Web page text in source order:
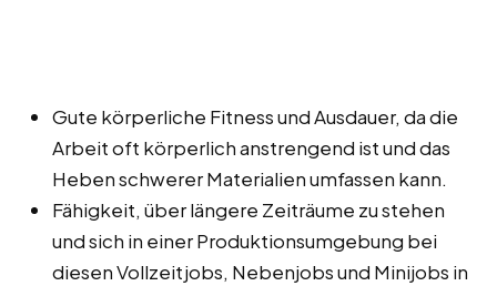
Gute körperliche Fitness und Ausdauer, da die
Arbeit oft körperlich anstrengend ist und das
Heben schwerer Materialien umfassen kann.
Fähigkeit, über längere Zeiträume zu stehen
und sich in einer Produktionsumgebung bei
diesen Vollzeitjobs, Nebenjobs und Minijobs in